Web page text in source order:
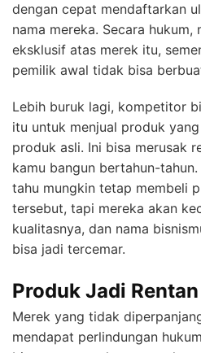
dengan cepat mendaftarkan
nama mereka. Secara
eksklusif atas merek itu,
pemilik awal tidak bisa
Lebih buruk lagi, kompetitor
itu untuk menjual produk
produk asli. Ini bisa merusak
kamu bangun bertahun-
tahu mungkin tetap membeli
tersebut, tapi mereka akan
kualitasnya, dan nama
bisa jadi tercemar.
Produk Jadi
Merek yang tidak
mendapat perlindungan